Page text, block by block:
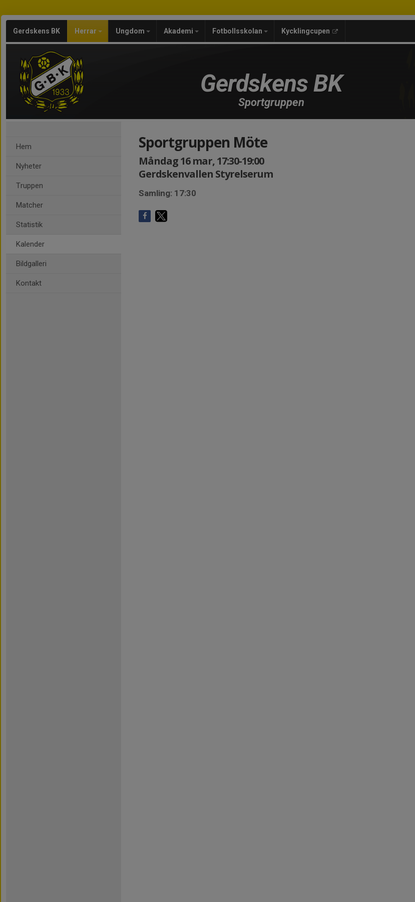
Gerdskens BK Herrar Ungdom Akademi Fotbollsskolan Kycklingcupen
Gerdskens BK
Sportgruppen
Hem
Nyheter
Truppen
Matcher
Statistik
Kalender
Bildgalleri
Kontakt
Sportgruppen Möte
Måndag 16 mar, 17:30-19:00
Gerdskenvallen Styrelserum
Samling: 17:30